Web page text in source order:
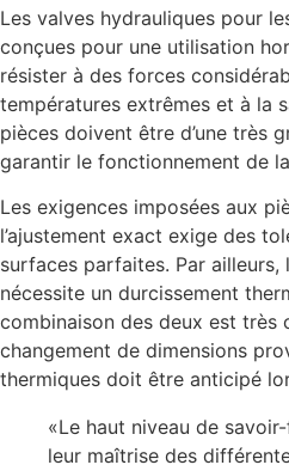
Les valves hydrauliques pour
conçues pour une utilisation
résister à des forces
températures extrêmes et à la
pièces doivent être d’une très
garantir le fonctionnement de
Les exigences imposées aux
l’ajustement exact exige des
surfaces parfaites. Par
nécessite un durcissement
combinaison des deux est très
changement de dimensions
thermiques doit être anticipé
«Le haut niveau de
leur maîtrise des